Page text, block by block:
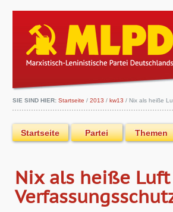
Startseite Partei Themen
SIE SIND HIER: Startseite / 2013 / kw13 / Nix als heiße
Nix als heiße